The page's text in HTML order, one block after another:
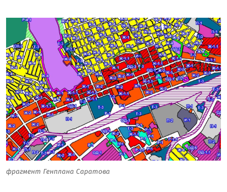
фрагмент Генплана Саратова